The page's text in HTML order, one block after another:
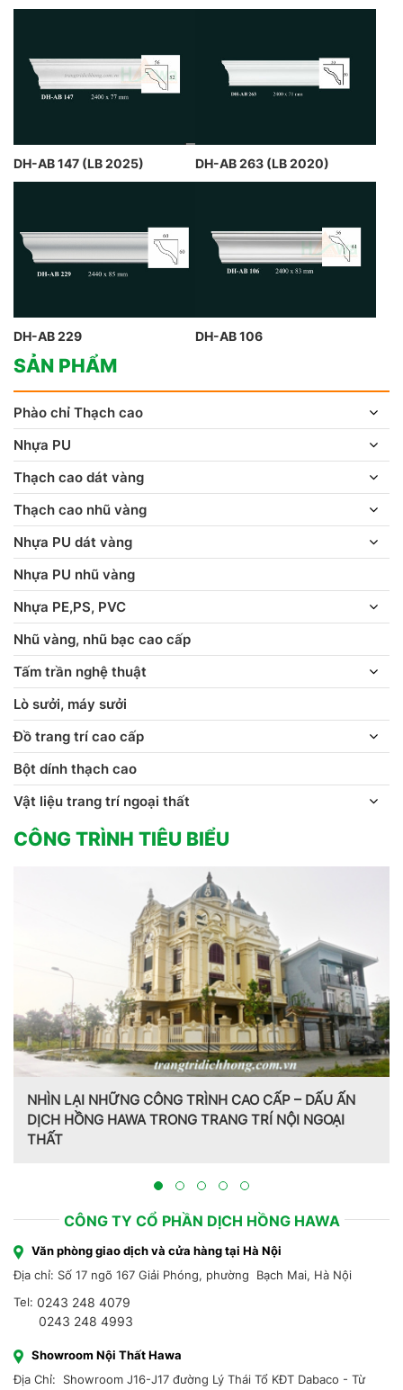
DH-AB 147 (LB 2025) DH-AB 263 (LB 2020)
DH-AB 229 DH-AB 106
SẢN PHẨM
Phào chỉ Thạch cao
Nhựa PU
Thạch cao dát vàng
Thạch cao nhũ vàng
Nhựa PU dát vàng
Nhựa PU nhũ vàng
Nhựa PE,PS, PVC
Nhũ vàng, nhũ bạc cao cấp
Tấm trần nghệ thuật
Lò sưởi, máy sưởi
Đồ trang trí cao cấp
Bột dính thạch cao
Vật liệu trang trí ngoại thất
CÔNG TRÌNH TIÊU BIỂU
NHÌN LẠI NHỮNG CÔNG TRÌNH CAO CẤP – DẤU ẤN
DỊCH HỒNG HAWA TRONG TRANG TRÍ NỘI NGOẠI
THẤT
CÔNG TY CỔ PHẦN DỊCH HỒNG HAWA
Văn phòng giao dịch và cửa hàng tại Hà Nội
Địa chỉ: Số 17 ngõ 167 Giải Phóng, phường Bạch Mai, Hà Nội
Tel: 0243 248 4079
0243 248 4993
Showroom Nội Thất Hawa
Địa Chỉ: Showroom J16-J17 đường Lý Thái Tổ KĐT Dabaco - Từ